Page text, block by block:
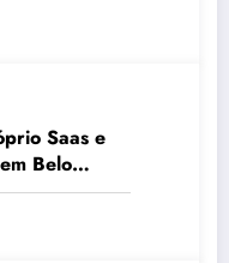
Saas e
Belo
3449